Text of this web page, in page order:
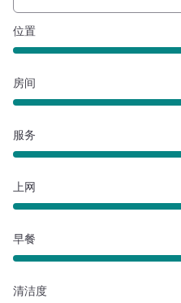
位置
房间
服务
上网
早餐
清洁度